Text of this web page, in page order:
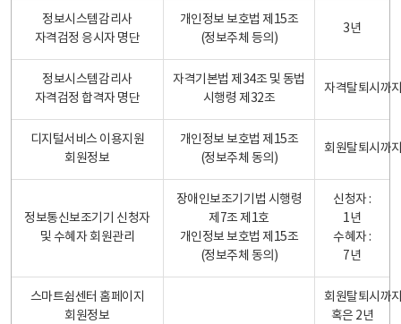
정보시스템감리사
자격검정 응시자 명단
개인정보 보호법 제15조
(정보주체 등의)
3년
정보시스템감리사
자격검정 합격자 명단
자격기본법 제34조 및 동법
시행령 제32조
자격탈퇴시까
디지털서비스 이용지원
회원정보
개인정보 보호법 제15조
(정보주체 동의)
회원탈퇴시까
정보통신보조기기 신청자
및 수혜자 회원관리
장애인보조기기법 시행령
제7조 제1호
개인정보 보호법 제15조
(정보주체 동의)
신청자 :
1년
수혜자 :
7년
스마트쉼센터 홈페이지
회원정보
회원탈퇴시까
혹은 2년